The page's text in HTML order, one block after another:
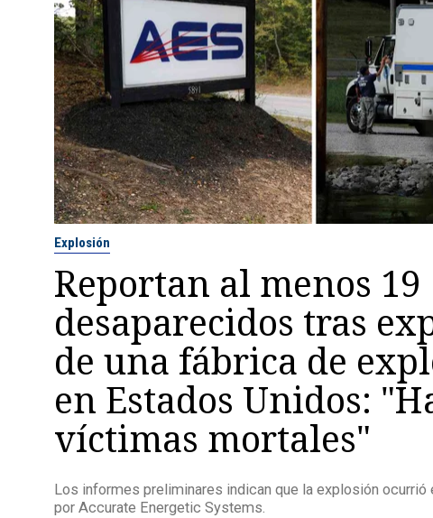
Explosión
Reportan al menos 19
desaparecidos tras
de una fábrica de
en Estados Unidos:
víctimas mortales"
Los informes preliminares indican que la explosión ocurrió
por Accurate Energetic Systems.